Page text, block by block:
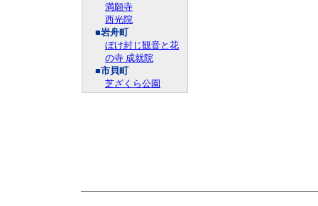
満願寺
西光院
■岩舟町
ぼけ封じ観音と花
の寺 成就院
■市貝町
芝ざくら公園